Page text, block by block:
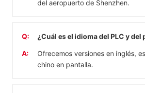
del aeropuerto de Shenzhen.
Q: ¿Cuál es el idioma del PLC y del
A:
Ofrecemos versiones en inglés,
chino en pantalla.